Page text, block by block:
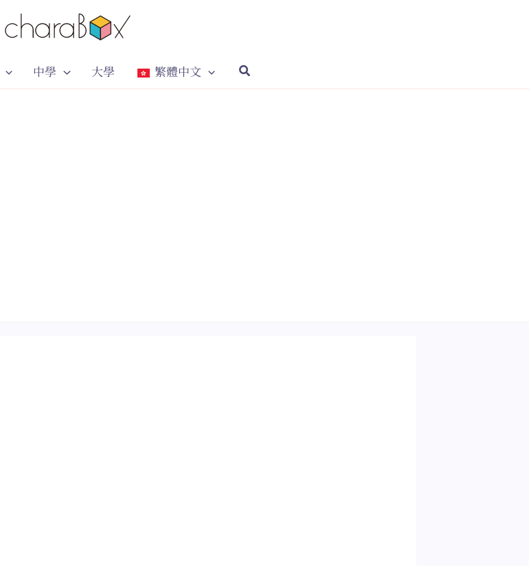
中學 大學 繁體中文